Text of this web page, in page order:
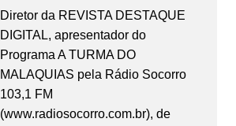
Diretor da REVISTA DESTAQUE
DIGITAL, apresentador do
Programa A TURMA DO
MALAQUIAS pela Rádio Socorro
103,1 FM
(www.radiosocorro.com.br), de